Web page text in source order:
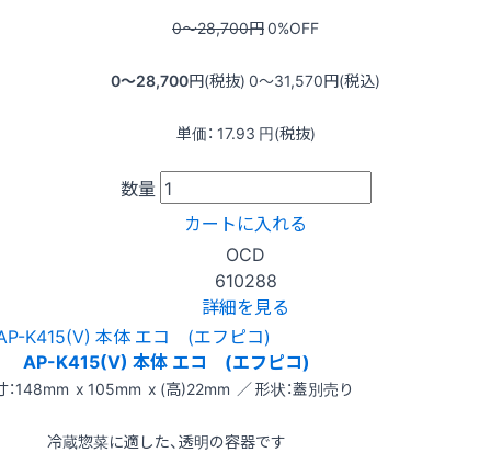
0〜28,700円0%OFF
0〜28,700円(税抜) 0〜31,570円(税込)
単価： 17.93 円(税抜)
数量
カートに入れる
OCD
610288
詳細を見る
AP-K415(V) 本体 エコ (エフピコ)
：148mm x 105mm x (高)22mm ／ 形状：蓋別売り
冷蔵惣菜に適した、透明の容器です